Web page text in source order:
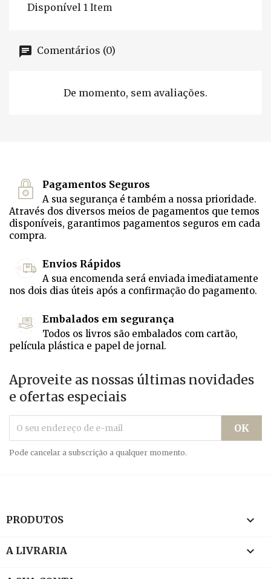
Disponível 1 Item
Comentários (0)
De momento, sem avaliações.
Pagamentos Seguros
A sua segurança é também a nossa prioridade.
Através dos diversos meios de pagamentos que temos
disponíveis, garantimos pagamentos seguros em cada
compra.
Envios Rápidos
A sua encomenda será enviada imediatamente
nos dois dias úteis após a confirmação do pagamento.
Embalados em segurança
Todos os livros são embalados com cartão,
película plástica e papel de jornal.
Aproveite as nossas últimas novidades
e ofertas especiais
Pode cancelar a subscrição a qualquer momento.
PRODUTOS 
A LIVRARIA 